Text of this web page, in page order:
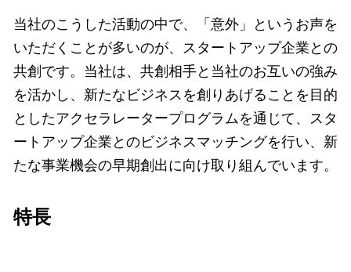
当社のこうした活動の中で、「意外」というお声を
いただくことが多いのが、スタートアップ企業との
共創です。当社は、共創相手と当社のお互いの強み
を活かし、新たなビジネスを創りあげることを目的
としたアクセラレータープログラムを通じて、スタ
ートアップ企業とのビジネスマッチングを行い、新
たな事業機会の早期創出に向け取り組んでいます。
特長